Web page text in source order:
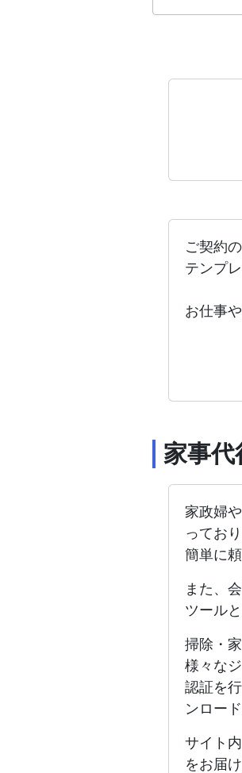
ご契約
テンプ
お仕事
家事
家政婦
ってお
簡単に
また、
ツール
掃除・
様々な
認証を
ンロー
サイト
をお届